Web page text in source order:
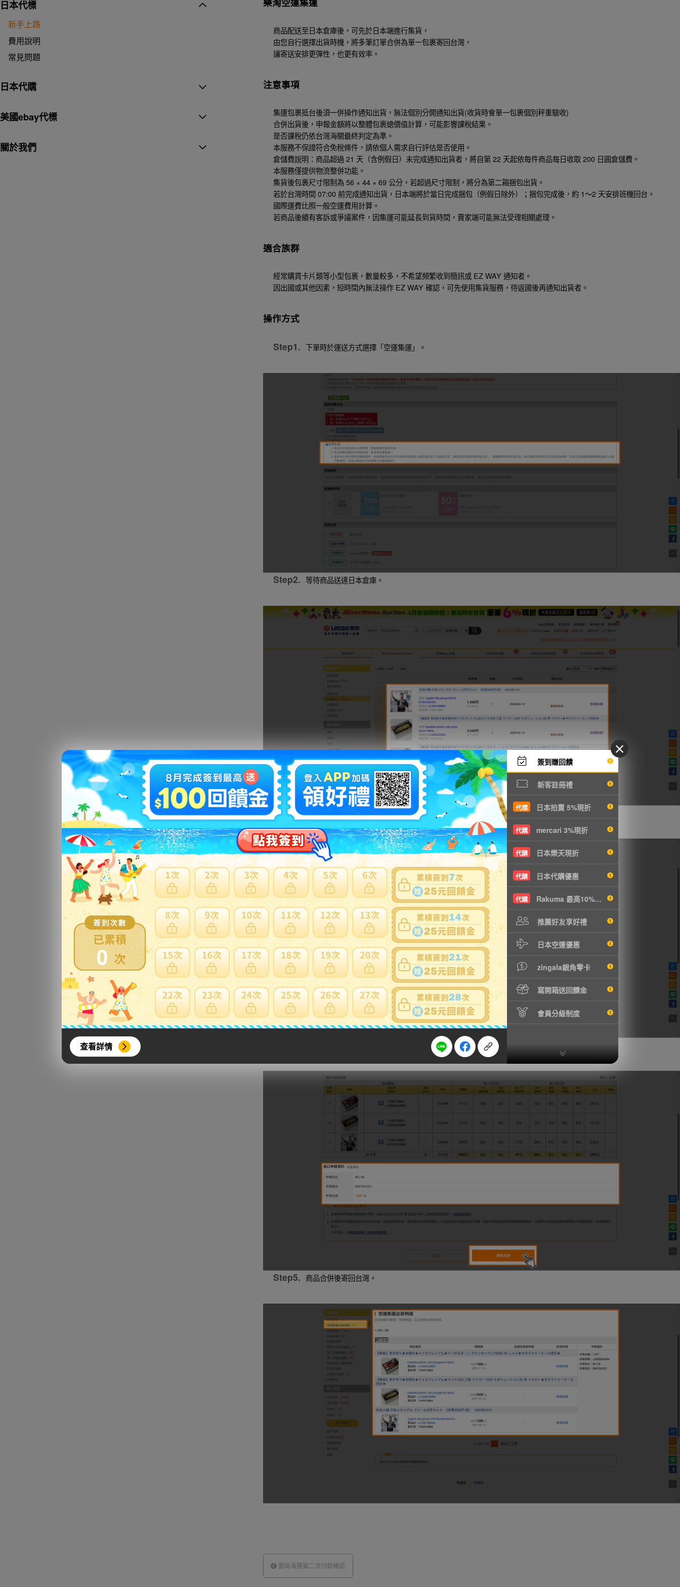
0
查看詳情
簽到賺回饋
新客註冊禮
代標 日本拍賣 5%現折
代購 mercari 3%現折
代購 日本樂天現折
代購 日本代購優惠
代購 Rakuma 最高10%現折
推薦好友享好禮
日本空運優惠
zingala銀角零卡
寫開箱送回饋金
會員分級制度
日本代標
新手上路
費用說明
常見問題
日本代購
美國ebay代標
關於我們
商品配送至日本倉庫後，可先於日本端進行集貨，
由您自行選擇出貨時機，將多筆訂單合併為單一包裹寄回台灣，
讓寄送安排更彈性，也更有效率。
注意事項
集運包裹抵台後須一併操作通知出貨，無法個別分開通知出貨(收貨時會單一包裹個別秤重驗收)
合併出貨後，申報金額將以整體包裹總價值計算，可能影響課稅結果。
是否課稅仍依台灣海關最終判定為準。
本服務不保證符合免稅條件，請依個人需求自行評估是否使用。
倉儲費說明：商品超過 21 天（含例假日）未完成通知出貨者，將自第 22 天起依每件商品每日收取 200 日圓倉儲費。
本服務僅提供物流整併功能。
集貨後包裹尺寸限制為 56 × 44 × 69 公分，若超過尺寸限制，將分為第二箱捆包出貨。
若於台灣時間 07:00 前完成通知出貨，日本端將於當日完成捆包（例假日除外）；捆包完成後，約 1～2 天安排班機回台。
國際運費比照一般空運費用計算。
若商品後續有客訴或爭議案件，因集運可能延長到貨時間，賣家端可能無法受理相關處理。
適合族群
經常購買卡片類等小型包裹，數量較多，不希望頻繁收到簡訊或 EZ WAY 通知者。
因出國或其他因素，短時間內無法操作 EZ WAY 確認，可先使用集貨服務，待返國後再通知出貨者。
操作方式
Step1. 下單時於運送方式選擇「空運集運」。
Step2. 等待商品送達日本倉庫。
Step3. 系統將顯示可集貨商品，請至「日本集貨商品管理」查看。
Step5. 商品合併後寄回台灣。
郵局海運第二次付款確認